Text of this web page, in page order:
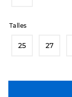
Talles
25 27